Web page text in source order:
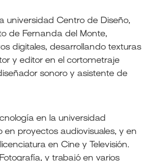
universidad Centro de Diseño,
de Fernanda del Monte,
digitales, desarrollando texturas
y editor en el cortometraje
sonoro y asistente de
en la universidad
en proyectos audiovisuales, y en
en Cine y Televisión.
y trabajó en varios